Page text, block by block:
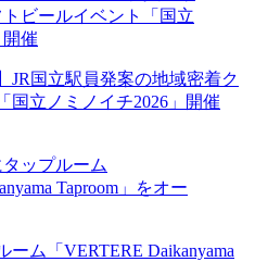
JR国立駅員発案の地域密着ク
国立ノミノイチ2026」開催
ム「VERTERE Daikanyama